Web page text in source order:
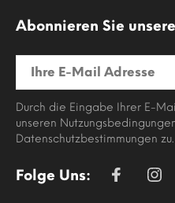
Abonnieren Sie
Durch die Eingabe Ihrer E-
unseren
Datenschutzbestimmungen zu.
Folge Uns: